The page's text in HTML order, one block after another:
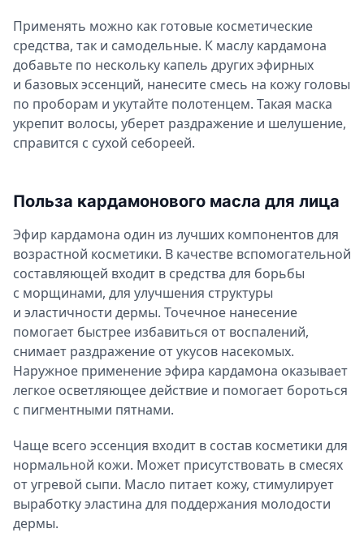
Применять можно как готовые косметические
средства, так и самодельные. К маслу кардамона
добавьте по нескольку капель других эфирных
и базовых эссенций, нанесите смесь на кожу головы
по проборам и укутайте полотенцем. Такая маска
укрепит волосы, уберет раздражение и шелушение,
справится с сухой себореей.
Польза кардамонового масла для лица
Эфир кардамона один из лучших компонентов для
возрастной косметики. В качестве вспомогательной
составляющей входит в средства для борьбы
с морщинами, для улучшения структуры
и эластичности дермы. Точечное нанесение
помогает быстрее избавиться от воспалений,
снимает раздражение от укусов насекомых.
Наружное применение эфира кардамона оказывает
легкое осветляющее действие и помогает бороться
с пигментными пятнами.
Чаще всего эссенция входит в состав косметики для
нормальной кожи. Может присутствовать в смесях
от угревой сыпи. Масло питает кожу, стимулирует
выработку эластина для поддержания молодости
дермы.